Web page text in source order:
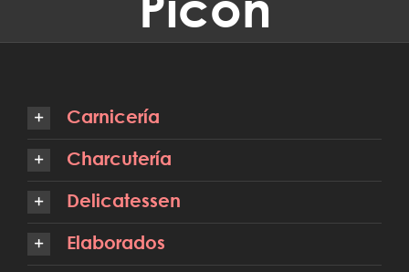
Carnicería
Charcutería
Delicatessen
Elaborados